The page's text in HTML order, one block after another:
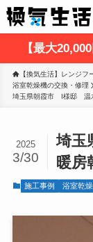
【最大
【換気生活】レンジフ
浴室乾燥機の交換・修理
埼玉県朝霞市　I様邸　
埼
暖房
2025
3/30
施工事例 浴室乾